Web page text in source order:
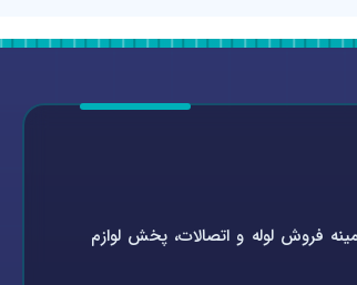
در سال ۱۳۶۴ به منظور فعالیت در زمینه فروش لوله و اتصالات، پخش لوازم